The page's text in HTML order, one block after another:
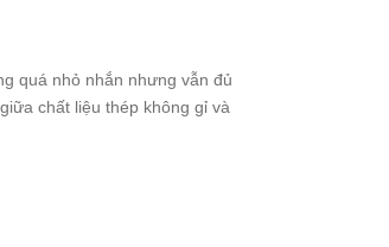
quá nhỏ nhắn nhưng vẫn đủ
chất liệu thép không gỉ và